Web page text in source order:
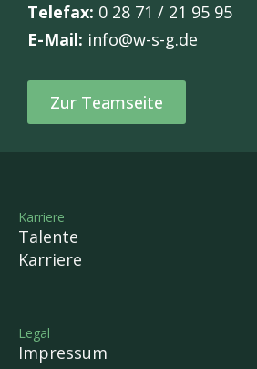
Telefax: 0 28 71 / 21 95 95
E-Mail: info@w-s-g.de
Zur Teamseite
Karriere
Talente
Karriere
Legal
Impressum